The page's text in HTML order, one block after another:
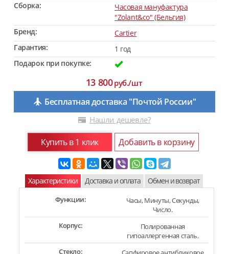
Сборка:
Часовая мануфактура
"Zolant&co" (Бельгия)
Бренд:
Cartier
Гарантия:
1 год
Подарок при покупке:
13 800руб./шт
Бесплатная доставка "Почтой России"
Нашли дешевле?
Купить в 1 клик Добавить в корзину
Характеристики Доставка и оплата Обмен и возврат
Функции:
Часы, Минуты, Секунды,
Число.
Корпус:
Полированная
гипоаллергенная сталь.
Стекло: